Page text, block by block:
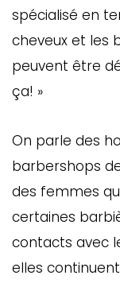
spécialisé en
cheveux et les
peuvent être
ça! »
On parle des
barbershops
des femmes
certaines
contacts avec
elles